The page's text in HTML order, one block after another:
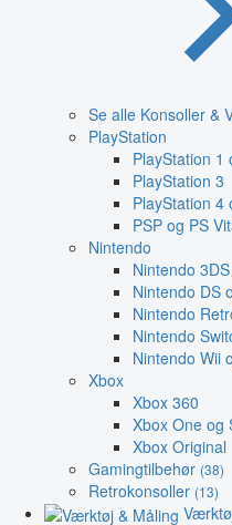
Se alle Konsoller &
PlayStation
PlayStation 1
PlayStation 3
PlayStation 4
PSP og PS
Nintendo
Nintendo
Nintendo DS
Nintendo
Nintendo
Nintendo Wii
Xbox
Xbox 360
Xbox One og
Xbox Original
Gamingtilbehør (38)
Retrokonsoller (13)